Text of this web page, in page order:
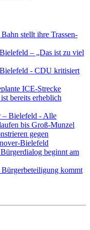
stellt ihre Trassen-
– „Das ist zu viel
- CDU kritisiert
ICE-Strecke
bereits erheblich
– Bielefeld - Alle
bis Groß-Munzel
gegen
Bielefeld
beginnt am
kommt